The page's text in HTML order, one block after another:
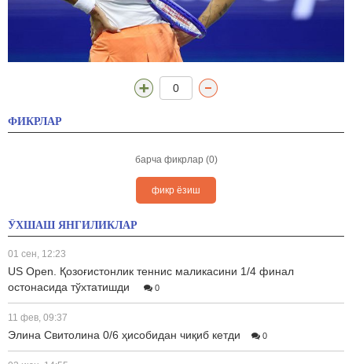
0
ФИКРЛАР
барча фикрлар (0)
фикр ёзиш
ЎХШАШ ЯНГИЛИКЛАР
01 сен, 12:23
US Open. Қозоғистонлик теннис маликасини 1/4 финал
остонасида тўхтатишди
0
11 фев, 09:37
Элина Свитолина 0/6 ҳисобидан чиқиб кетди 0